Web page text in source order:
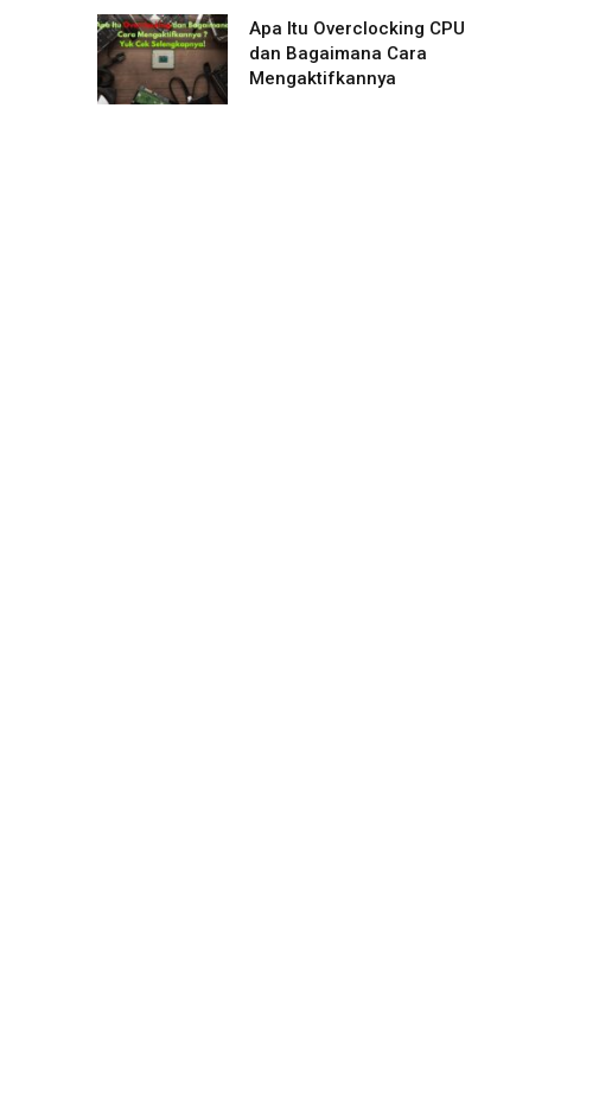
Apa Itu Overclocking CPU
dan Bagaimana Cara
Mengaktifkannya